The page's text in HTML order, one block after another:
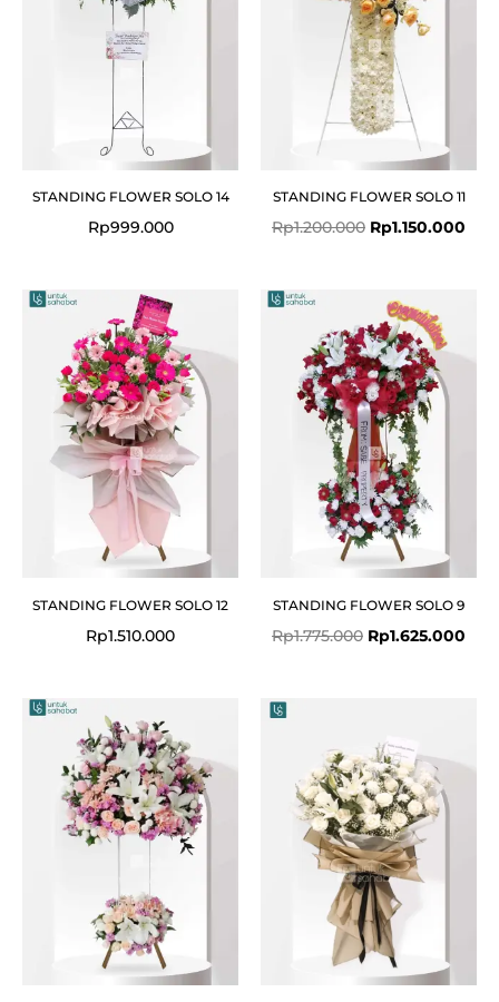
STANDING FLOWER SOLO 14
Rp999.000
STANDING FLOWER SOLO 11
Rp1.200.000 Rp1.150.000
STANDING FLOWER SOLO 12
Rp1.510.000
STANDING FLOWER SOLO 9
Rp1.775.000
Original
price
was:
Rp1.775.000.
Rp1.625.000